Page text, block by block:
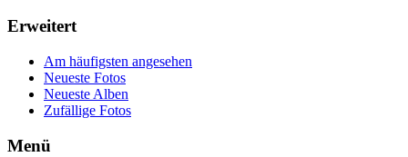
Erweitert
Am häufigsten angesehen
Neueste Fotos
Neueste Alben
Zufällige Fotos
Menü